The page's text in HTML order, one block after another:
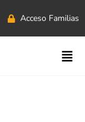
Acceso Familias